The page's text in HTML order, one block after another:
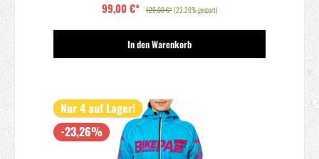
99,00 €* 129,00 €*(23.26% gespart)
In den Warenkorb
Nur 4 auf Lager!
-23,26%